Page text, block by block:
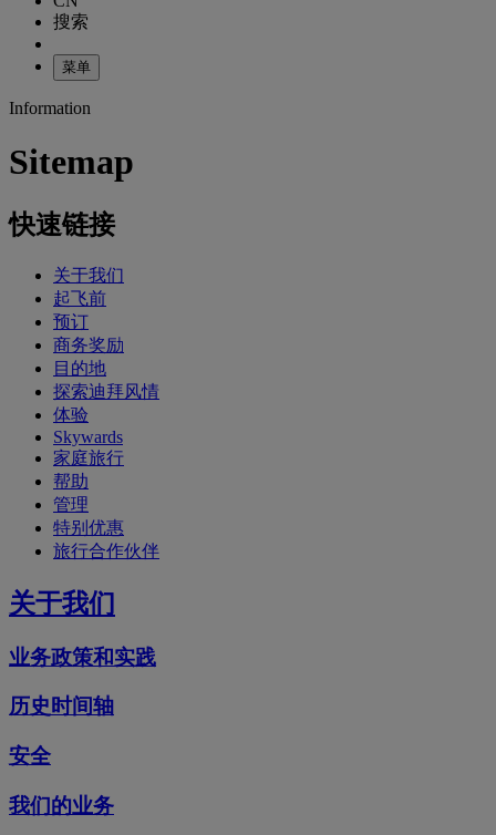
搜索
菜单
Information
Sitemap
快速链接
关于我们
起飞前
预订
商务奖励
目的地
探索迪拜风情
体验
Skywards
家庭旅行
帮助
管理
特别优惠
旅行合作伙伴
关于我们
业务政策和实践
历史时间轴
安全
我们的业务